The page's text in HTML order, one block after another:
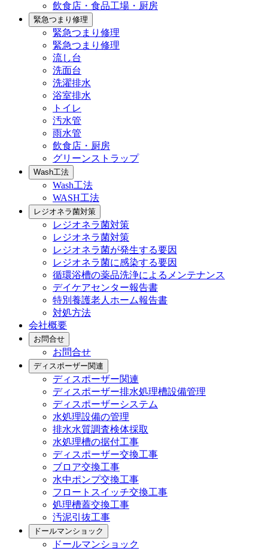
飲食店・食品工場・厨房
緊急つまり修理
緊急つまり修理
緊急つまり修理
流し台
洗面台
洗濯排水
浴室排水
トイレ
汚水管
雨水管
飲食店・厨房
グリーンストラップ
Wash工法
Wash工法
WASH工法
レジオネラ菌対策
レジオネラ菌対策
レジオネラ菌対策
レジオネラ菌が発生する要因
レジオネラ菌に感染する要因
循環浴槽の薬品洗浄によるメンテナンス
デイケアセンター報告書
特別養護老人ホーム報告書
対処方法
会社概要
お問合せ
お問合せ
ディスポーザー関連
ディスポーザー関連
ディスポーザー排水処理槽設備管理
ディスポーザーシステム
水処理設備の管理
排水水質調査検体採取
水処理槽の据付工事
ディスポーザー交換工事
ブロア交換工事
水中ポンプ交換工事
フロートスイッチ交換工事
処理槽蓋交換工事
汚泥引抜工事
ドールマンショック
ドールマンショック